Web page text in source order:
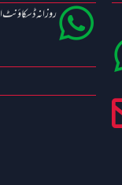
روزانہ